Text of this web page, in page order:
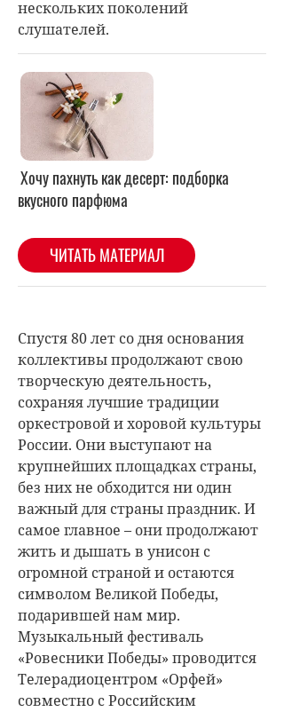
нескольких поколений
слушателей.
Спустя 80 лет со дня основания
коллективы продолжают свою
творческую деятельность,
сохраняя лучшие традиции
оркестровой и хоровой культуры
России. Они выступают на
крупнейших площадках страны,
без них не обходится ни один
важный для страны праздник. И
самое главное – они продолжают
жить и дышать в унисон с
огромной страной и остаются
символом Великой Победы,
подарившей нам мир.
Музыкальный фестиваль
«Ровесники Победы» проводится
Телерадиоцентром «Орфей»
совместно с Российским